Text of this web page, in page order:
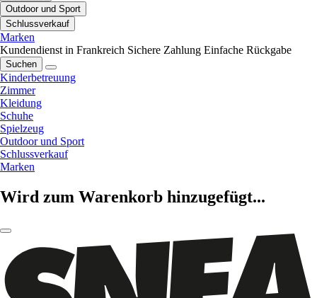
Outdoor und Sport
Schlussverkauf
Marken
Kundendienst in Frankreich Sichere Zahlung Einfache Rückgabe
Suchen
Kinderbetreuung
Zimmer
Kleidung
Schuhe
Spielzeug
Outdoor und Sport
Schlussverkauf
Marken
Wird zum Warenkorb hinzugefügt...